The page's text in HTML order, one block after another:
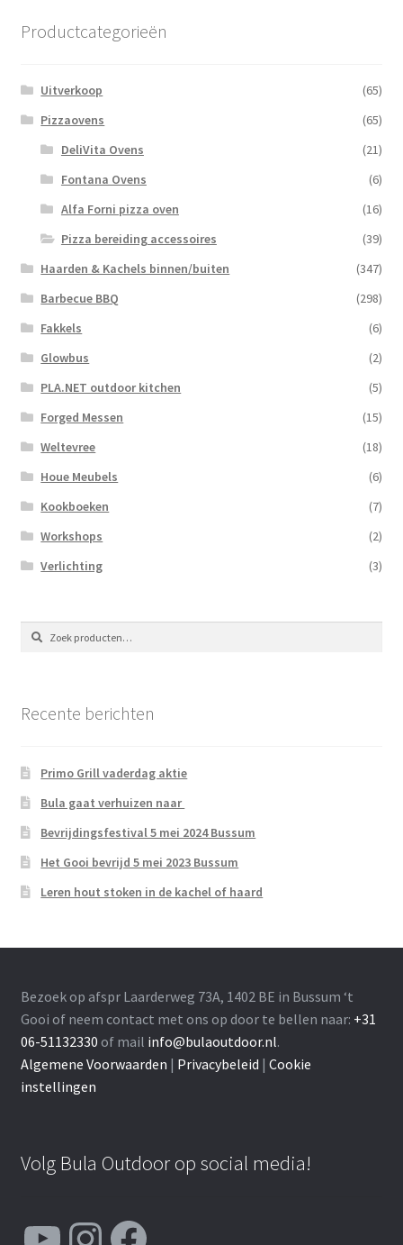
Productcategorieën
Uitverkoop
(65)
Pizzaovens
(65)
DeliVita Ovens
(21)
Fontana Ovens
(6)
Alfa Forni pizza oven
(16)
Pizza bereiding accessoires
(39)
Haarden & Kachels binnen/buiten
(347)
Barbecue BBQ
(298)
Fakkels
(6)
Glowbus
(2)
PLA.NET outdoor kitchen
(5)
Forged Messen
(15)
Weltevree
(18)
Houe Meubels
(6)
Kookboeken
(7)
Workshops
(2)
Verlichting
(3)
Zoeken
naar:
Zoeken
Recente berichten
Primo Grill vaderdag aktie
Bula gaat verhuizen naar
Bevrijdingsfestival 5 mei 2024 Bussum
Het Gooi bevrijd 5 mei 2023 Bussum
Leren hout stoken in de kachel of haard
Bezoek op afspr Laarderweg 73A, 1402 BE in Bussum ‘t
Gooi of neem contact met ons op door te bellen naar: +31
06-51132330 of mail info@bulaoutdoor.nl.
Algemene Voorwaarden | Privacybeleid | Cookie
instellingen
Volg Bula Outdoor op social media!